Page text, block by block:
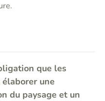
que les
une
du paysage et un